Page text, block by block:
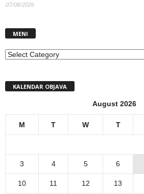
07/08/2026
MENI
MENI
KALENDAR OBJAVA
August 2026
M T W T
3 4 5 6
10 11 12 13